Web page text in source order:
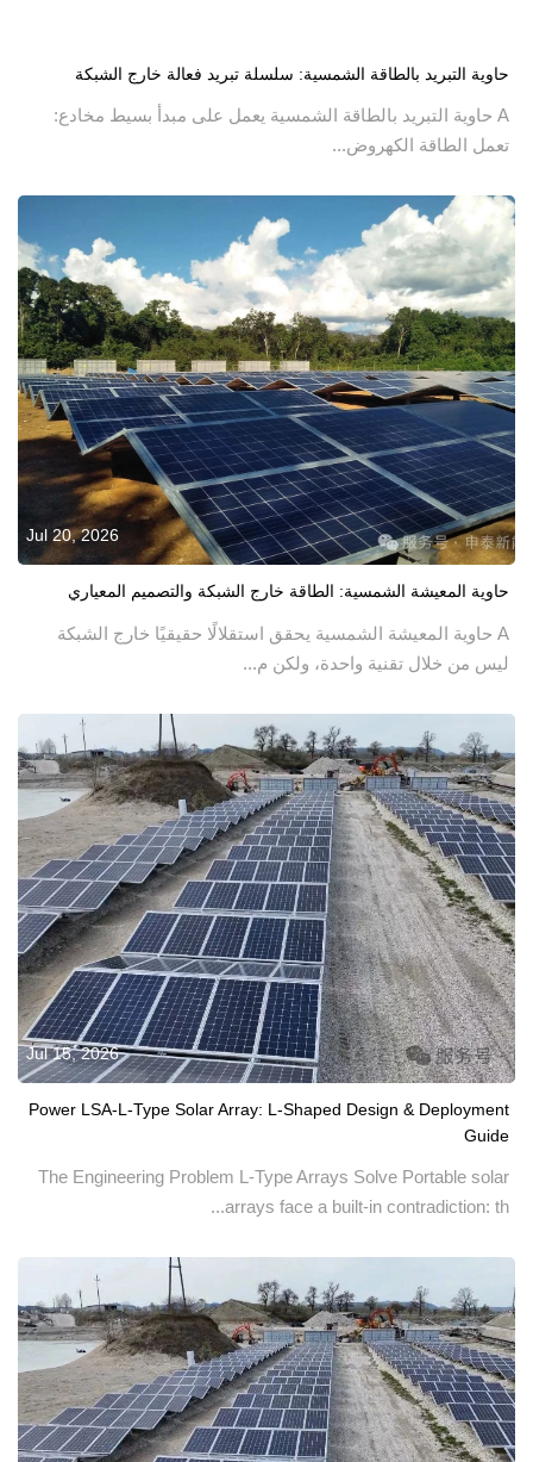
حاوية التبريد بالطاقة الشمسية: سلسلة تبريد فعالة خارج الشبكة
A حاوية التبريد بالطاقة الشمسية يعمل على مبدأ بسيط مخادع:
تعمل الطاقة الكهروض...
Jul 20, 2026
حاوية المعيشة الشمسية: الطاقة خارج الشبكة والتصميم المعياري
A حاوية المعيشة الشمسية يحقق استقلالًا حقيقيًا خارج الشبكة
ليس من خلال تقنية واحدة، ولكن م...
Jul 15, 2026
Power LSA-L-Type Solar Array: L-Shaped Design & Deployment
Guide
The Engineering Problem L-Type Arrays Solve Portable solar
arrays face a built-in contradiction: th...